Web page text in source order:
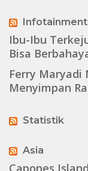
Infotainment
Ibu-Ibu
Bisa
Ferry Maryadi
Menyimpan
Statistik
Asia
Capones